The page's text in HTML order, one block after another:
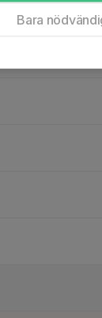
v.47
Bara